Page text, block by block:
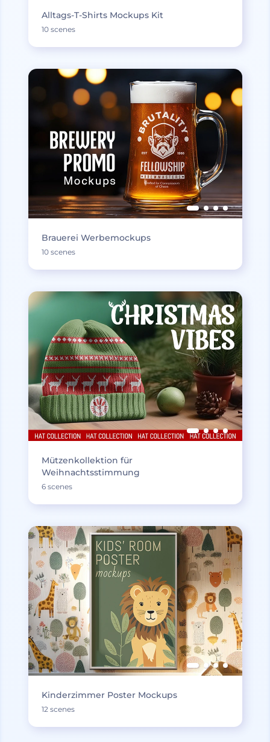
Alltags-T-Shirts Mockups Kit
10 scenes
Brauerei Werbemockups
10 scenes
Mützenkollektion für
Weihnachtsstimmung
6 scenes
Kinderzimmer Poster Mockups
12 scenes